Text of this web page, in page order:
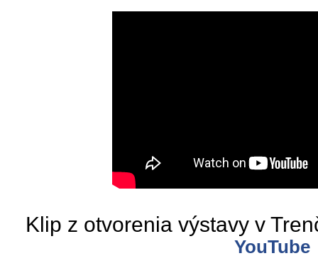
Klip z otvorenia výstavy v
YouTube